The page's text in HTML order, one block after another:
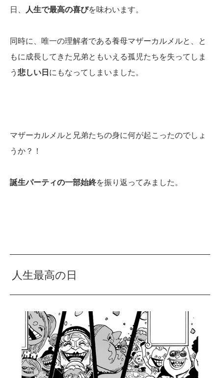
日、
人生で最高の喜びを味わいます。
同時に、唯一の理解者である養母マザーカルメルと、と
もに成長してきた兄弟ともいえる孤児たちを失ってしま
う 悲しい日 にもなってしまいました。
マザーカルメルと兄弟たちの身に何が起こったのでしょ
うか？！
誕生パーティの一部始終を振り返ってみました。
人生最高の日